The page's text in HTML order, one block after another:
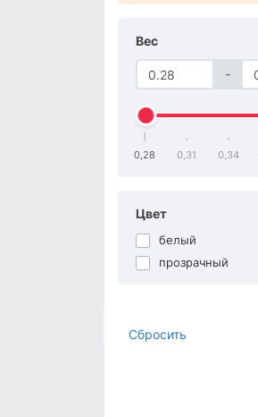
Вес
-
0,28 0,31 0,34
Цвет
белый
прозрачный
Сбросить